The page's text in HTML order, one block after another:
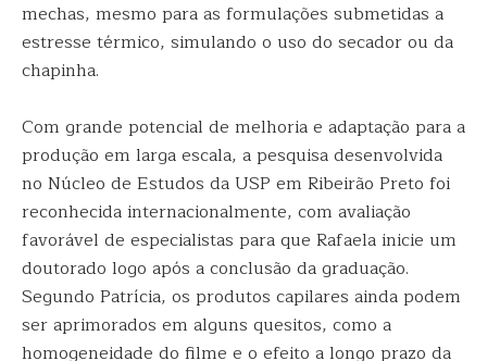
mechas, mesmo para as formulações submetidas a
estresse térmico, simulando o uso do secador ou da
chapinha.
Com grande potencial de melhoria e adaptação para a
produção em larga escala, a pesquisa desenvolvida
no Núcleo de Estudos da USP em Ribeirão Preto foi
reconhecida internacionalmente, com avaliação
favorável de especialistas para que Rafaela inicie um
doutorado logo após a conclusão da graduação.
Segundo Patrícia, os produtos capilares ainda podem
ser aprimorados em alguns quesitos, como a
homogeneidade do filme e o efeito a longo prazo da